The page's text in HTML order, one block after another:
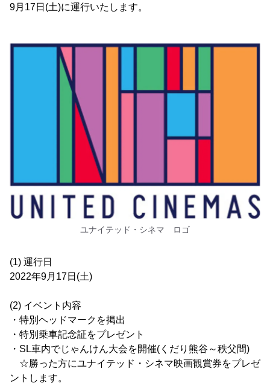
9月17日(土)に運行いたします。
ユナイテッド・シネマ ロゴ
(1) 運行日
2022年9月17日(土)
(2) イベント内容
・特別ヘッドマークを掲出
・特別乗車記念証をプレゼント
・SL車内でじゃんけん大会を開催(くだり熊谷～秩父間)
☆勝った方にユナイテッド・シネマ映画観賞券をプレゼ
ントします。